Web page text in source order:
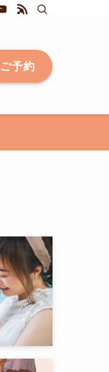
ご予約